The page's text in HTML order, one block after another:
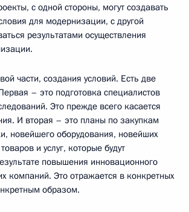
с одной стороны, могут создавать
для модернизации, с другой
результатами осуществления
части, создания условий. Есть две
– это подготовка специалистов
Это прежде всего касается
И вторая – это планы по закупкам
новейшего оборудования, новейших
и услуг, которые будут
повышения инновационного
компаний. Это отражается в конкретных
образом.